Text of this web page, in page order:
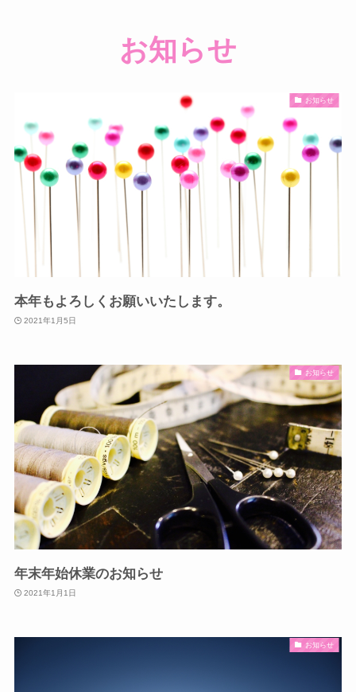
お知らせ
お知らせ
本年もよろしくお願いいたします。
2021年1月5日
お知らせ
年末年始休業のお知らせ
2021年1月1日
お知らせ